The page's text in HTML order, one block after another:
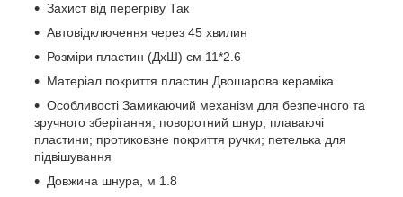
Захист від перегріву Так
Автовідключення через 45 хвилин
Розміри пластин (ДхШ) см 11*2.6
Матеріал покриття пластин Двошарова кераміка
Особливості Замикаючий механізм для безпечного та
зручного зберігання; поворотний шнур; плаваючі
пластини; протиковзне покриття ручки; петелька для
підвішування
Довжина шнура, м 1.8